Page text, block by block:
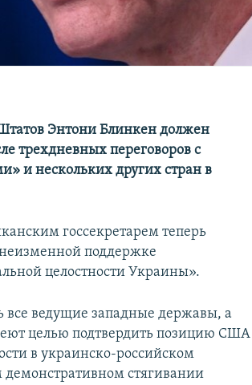
Энтони Блинкен должен
трехдневных переговоров с
и нескольких других стран в
госсекретарем теперь
поддержке
целостности Украины».
ведущие западные державы, а
целью подтвердить позицию США
в украинско-российском
стягивании